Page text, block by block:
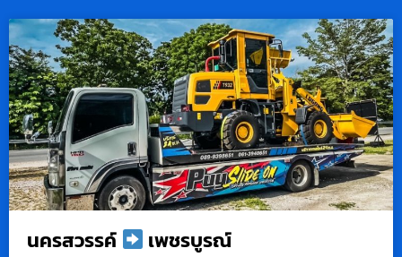
นครสวรรค์ เพชรบูรณ์